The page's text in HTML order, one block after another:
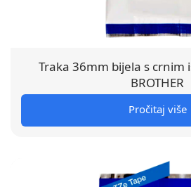
Traka 36mm bijela s crnim
BROTHER
Pročitaj više